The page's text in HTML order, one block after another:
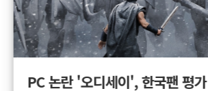
PC 논란 '오디세이', 한국팬 평